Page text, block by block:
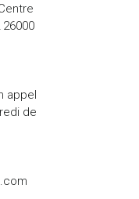
appel
de